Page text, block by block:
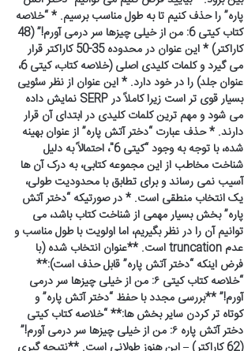
پاره” را حذف کنیم تا به طول مناسب برسیم. * “خلاصه
کتاب کیتی 6: من از خیلی چیزها سر درمی آورم!” (48
کاراکتر) * این عنوان در محدوده 35-50 کاراکتر قرار
می گیرد و کلمات کلیدی اصلی (خلاصه کتاب، کیتی 6،
عنوان جلد) را در خود دارد. * این عنوان از نظر سئویی
بسیار قوی تر است زیرا کاملاً در SERP نمایش داده
می شود و مهم ترین کلمات کلیدی در ابتدای آن قرار
دارند. * حذف عبارت “دختر آتش پاره” از عنوان بهینه
شده، با توجه به وجود “کیتی 6″، احتمالاً به دلیل
شناخت مخاطب از این مجموعه کتابی، به درک آن ها
آسیب نمی رساند و برای تطابق با محدودیت طولی،
یک انتخاب منطقی است. * در صورتیکه “دختر آتش
پاره” بخش بسیار مهمی از شناخت کتاب باشد، می
توانیم آن را در نظر بگیریم، اما اولویت با طول مناسب و
عدم truncation است. **عنوان انتخاب شده (با
فرض اینکه “دختر آتش پاره” قابل حذف است):**
“خلاصه کتاب کیتی ۶: من از خیلی چیزها سر درمی
آورم!” **بررسی مجدد با حفظ “دختر آتش پاره” و
کوتاه تر کردن سایر بخش ها:** “خلاصه کتاب کیتی
دختر آتش پاره ۶: من از خیلی چیزها سر درمی آورم!”